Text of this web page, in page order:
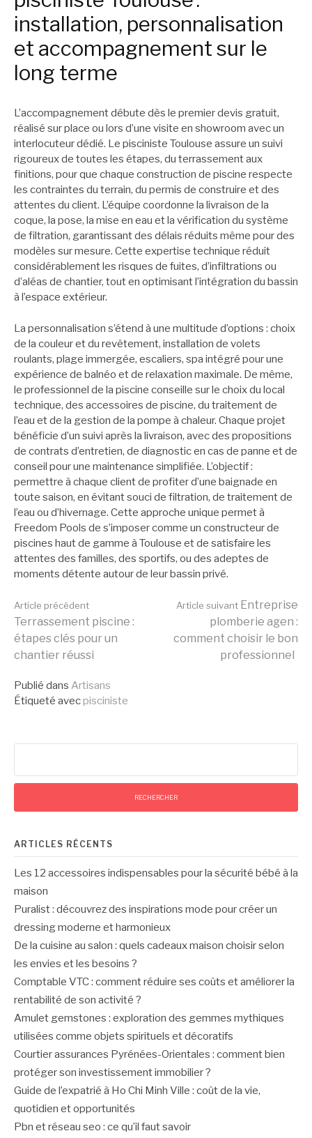
installation, personnalisation
et accompagnement sur le
long terme
L’accompagnement débute dès le premier devis gratuit,
réalisé sur place ou lors d’une visite en showroom avec un
interlocuteur dédié. Le pisciniste Toulouse assure un suivi
rigoureux de toutes les étapes, du terrassement aux
finitions, pour que chaque construction de piscine respecte
les contraintes du terrain, du permis de construire et des
attentes du client. L’équipe coordonne la livraison de la
coque, la pose, la mise en eau et la vérification du système
de filtration, garantissant des délais réduits même pour des
modèles sur mesure. Cette expertise technique réduit
considérablement les risques de fuites, d’infiltrations ou
d’aléas de chantier, tout en optimisant l’intégration du bassin
à l’espace extérieur.
La personnalisation s’étend à une multitude d’options : choix
de la couleur et du revêtement, installation de volets
roulants, plage immergée, escaliers, spa intégré pour une
expérience de balnéo et de relaxation maximale. De même,
le professionnel de la piscine conseille sur le choix du local
technique, des accessoires de piscine, du traitement de
l’eau et de la gestion de la pompe à chaleur. Chaque projet
bénéficie d’un suivi après la livraison, avec des propositions
de contrats d’entretien, de diagnostic en cas de panne et de
conseil pour une maintenance simplifiée. L’objectif :
permettre à chaque client de profiter d’une baignade en
toute saison, en évitant souci de filtration, de traitement de
l’eau ou d’hivernage. Cette approche unique permet à
Freedom Pools de s’imposer comme un constructeur de
piscines haut de gamme à Toulouse et de satisfaire les
attentes des familles, des sportifs, ou des adeptes de
moments détente autour de leur bassin privé.
Lire
la
suite
Article précédent
Terrassement piscine :
étapes clés pour un
chantier réussi
Article suivant Entreprise
plomberie agen :
comment choisir le bon
professionnel
Publié dans Artisans
Étiqueté avecpisciniste
ARTICLES RÉCENTS
Les 12 accessoires indispensables pour la sécurité bébé à la
maison
Puralist : découvrez des inspirations mode pour créer un
dressing moderne et harmonieux
De la cuisine au salon : quels cadeaux maison choisir selon
les envies et les besoins ?
Comptable VTC : comment réduire ses coûts et améliorer la
rentabilité de son activité ?
Amulet gemstones : exploration des gemmes mythiques
utilisées comme objets spirituels et décoratifs
Courtier assurances Pyrénées-Orientales : comment bien
protéger son investissement immobilier ?
Guide de l’expatrié à Ho Chi Minh Ville : coût de la vie,
quotidien et opportunités
Pbn et réseau seo : ce qu’il faut savoir